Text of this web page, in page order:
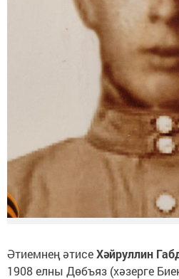
Әтиемнең әтисеХәйруллин
1908 елны Дөбъяз (хәзерге